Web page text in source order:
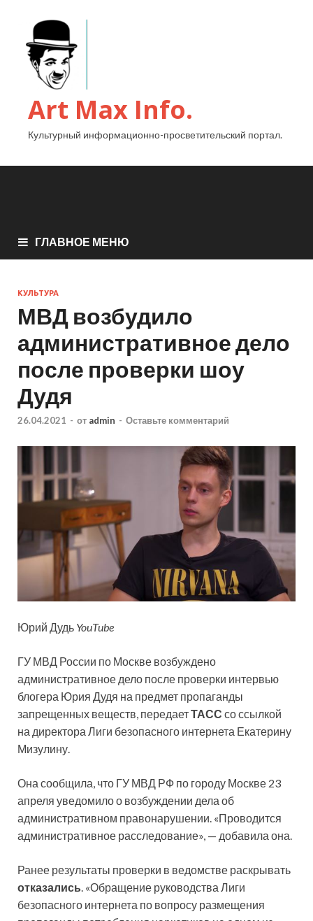
Art Max Info.
Культурный информационно-просветительский портал.
ГЛАВНОЕ МЕНЮ
КУЛЬТУРА
МВД возбудило
административное дело
после проверки шоу
Дудя
26.04.2021 - от admin - Оставьте комментарий
Юрий Дудь YouTube
ГУ МВД России по Москве возбуждено
административное дело после проверки интервью
блогера Юрия Дудя на предмет пропаганды
запрещенных веществ, передаетТАСС со ссылкой
на директора Лиги безопасного интернета Екатерину
Мизулину.
Она сообщила, что ГУ МВД РФ по городу Москве 23
апреля уведомило о возбуждении дела об
административном правонарушении. «Проводится
административное расследование», — добавила она.
Ранее результаты проверки в ведомстве раскрывать
отказались . «Обращение руководства Лиги
безопасного интернета по вопросу размещения